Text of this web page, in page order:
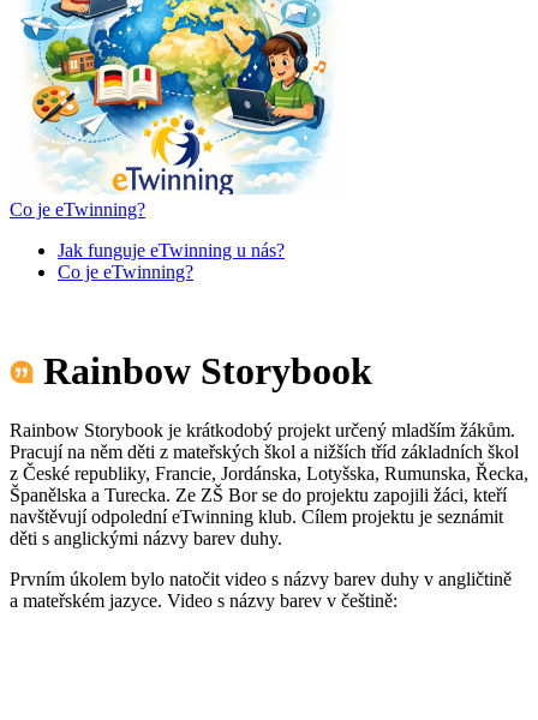
Co je eTwinning?
Jak funguje eTwinning u nás?
Co je eTwinning?
Rainbow Storybook
Rainbow Storybook je krátkodobý projekt určený mladším žákům.
Pracují na něm děti z mateřských škol a nižších tříd základních škol
z České republiky, Francie, Jordánska, Lotyšska, Rumunska, Řecka,
Španělska a Turecka. Ze ZŠ Bor se do projektu zapojili žáci, kteří
navštěvují odpolední eTwinning klub. Cílem projektu je seznámit
děti s anglickými názvy barev duhy.
Prvním úkolem bylo natočit video s názvy barev duhy v angličtině
a mateřském jazyce. Video s názvy barev v češtině: